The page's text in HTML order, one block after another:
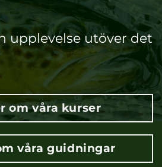
upplevelse utöver det
om våra kurser
våra guidningar